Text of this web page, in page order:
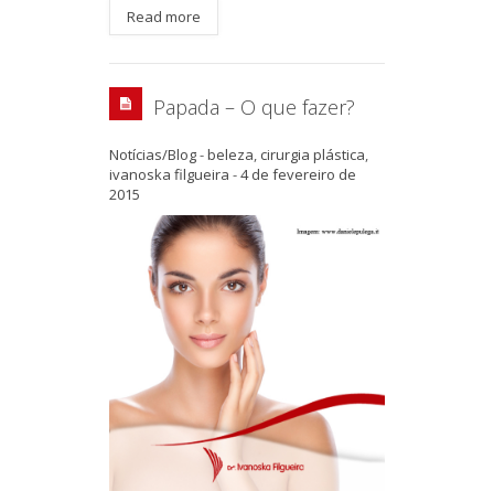
Read more
Papada – O que fazer?
Notícias/Blog-beleza, cirurgia plástica,
ivanoska filgueira -4 de fevereiro de
2015